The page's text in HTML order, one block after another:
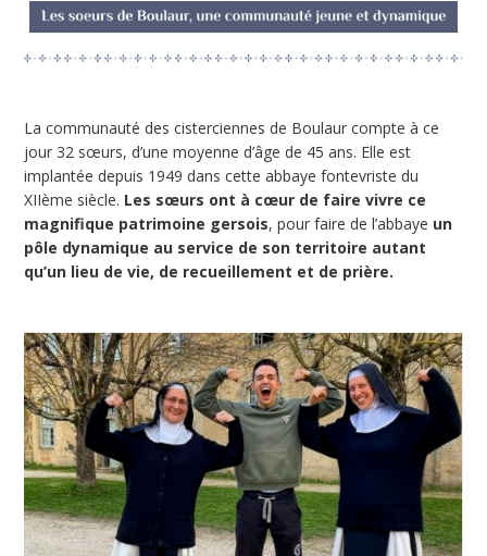
La communauté des cisterciennes de Boulaur compte à ce
jour 32 sœurs, d’une moyenne d’âge de 45 ans. Elle est
implantée depuis 1949 dans cette abbaye fontevriste du
XIIème siècle. Les sœurs ont à cœur de faire vivre ce
magnifique patrimoine gersois, pour faire de l’abbaye un
pôle dynamique au service de son territoire autant
qu’un lieu de vie, de recueillement et de prière.